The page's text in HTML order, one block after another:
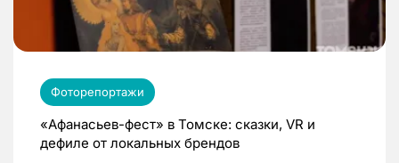
Фоторепортажи
«Афанасьев-фест» в Томске: сказки, VR и
дефиле от локальных брендов